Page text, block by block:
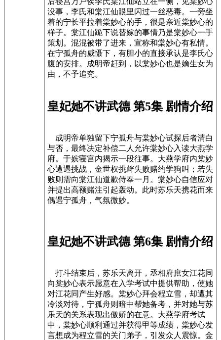
没事，李氏和棠江仙眼里闪过一丝恶毒。一旁坐
着的宁长平拉着棠妙心的手，很是亲近棠妙心的
样子。棠江仙跪下说替嫁的事情乃是棠妙心一手
策划。混混被带了进来，宣称和棠妙心有私情。
在宁孤舟的威慑下，有胆小的直接承认是李氏心
腹的安排。成明帝赶到，以棠妙心也是嫡生女为
由，不予追究。
皇妃她不讲武德 第5集 剧情介绍
成明帝单独留下宁孤舟与棠妙心试探后者清白
与否，最终决定补偿二人允许棠妙心入读大燕学
府。于嫔寝宫内揭示一段往事。大燕学府内棠妙
心遭遇挑战，金世权挑衅失败赌约学狗叫；若失
败则需向棠江仙道歉侍奉一月。棠妙心自信应对
并提出高额赌注引起轰动。此时苏乐天携花而来
偶遇宁孤舟，气氛微妙。
皇妃她不讲武德 第6集 剧情介绍
打斗结束后，苏乐天离开，丞相府庶女江花同
向棠妙心表示愿意在入学考试中提供帮助，使她
对江花同产生好感。棠妙心拜会程立雪，却遭其
冷淡对待，宁孤舟则暗中帮她备考，并对她与苏
乐天的关系表现出傲娇的在意。大燕学府考试
中，棠妙心顺利通过并获得甲等成绩，棠妙心发
言想成为程立雪的关门弟子，引发众人震惊。金